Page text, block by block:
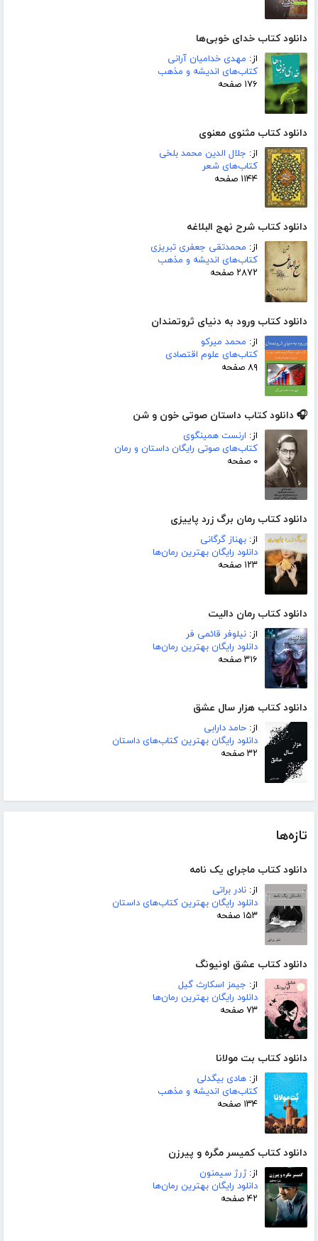
دانلود کتاب خدای خوبی‌ها
از: مهدی خدامیان آرانی
کتاب‌های اندیشه و مذهب
۱۷۶ صفحه
دانلود کتاب مثنوی معنوی
از: جلال الدین محمد بلخی
کتاب‌های شعر
۱۱۴۴ صفحه
دانلود کتاب شرح نهج البلاغه
از: محمدتقی جعفری تبریزی
کتاب‌های اندیشه و مذهب
۲۸۷۲ صفحه
دانلود کتاب ورود به دنیای ثروتمندان
از: محمد میرکو
کتاب‌های علوم اقتصادی
۸۹ صفحه
🎧 دانلود کتاب داستان صوتی خون و شن
از: ارنست همینگوی
کتاب‌های صوتی رایگان داستان و رمان
۰ صفحه
دانلود کتاب رمان برگ زرد پاییزی
از: بهناز گرگانی
دانلود رایگان بهترین رمان‌ها
۱۲۳ صفحه
دانلود کتاب رمان دالیت
از: نیلوفر قائمی فر
دانلود رایگان بهترین رمان‌ها
۳۱۶ صفحه
دانلود کتاب هزار سال عشق
از: حامد دارابی
دانلود رایگان بهترین کتاب‌های داستان
۳۲ صفحه
تازه‌ها
دانلود کتاب ماجرای یک نامه
از: نادر براتی
دانلود رایگان بهترین کتاب‌های داستان
۱۵۳ صفحه
دانلود کتاب عشق اونیونگ
از: جیمز اسکارث گیل
دانلود رایگان بهترین رمان‌ها
۷۳ صفحه
دانلود کتاب بت مولانا
از: هادی بیگدلی
کتاب‌های اندیشه و مذهب
۱۳۴ صفحه
دانلود کتاب کمیسر مگره و پیرزن
از:ژرژ سیمنون
دانلود رایگان بهترین رمان‌ها
۴۲ صفحه